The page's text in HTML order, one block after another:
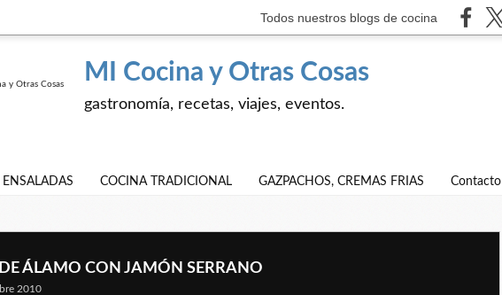
Todos nuestros blogs de cocina
MI Cocina y Otras Cosas
gastronomía, recetas, viajes, eventos.
ENSALADAS COCINA TRADICIONAL GAZPACHOS, CREMAS FRIAS Contacto
ÁLAMO CON JAMÓN SERRANO
2010